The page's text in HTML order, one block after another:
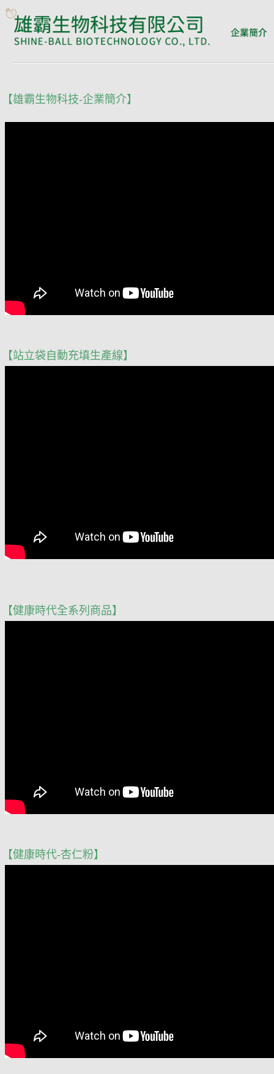
【雄霸生物科技-企業簡介】
【站立袋自動充填生產線】
【健康時代全系列商品】
【健康時代-杏仁粉】